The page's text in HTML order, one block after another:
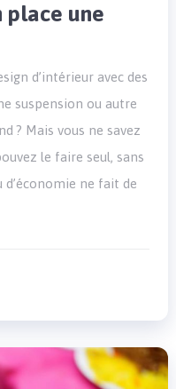
place une
d’intérieur avec des
suspension ou autre
? Mais vous ne savez
le faire seul, sans
d’économie ne fait de